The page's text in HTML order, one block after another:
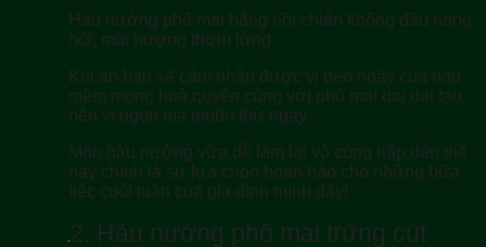
Hàu nướng phô mai bằng nồi chiên không dầu nóng
hổi, mùi hương thơm lừng.
Khi ăn bạn sẽ cảm nhận được vị béo ngậy của hàu
mềm mọng hoà quyện cùng với phô mai dai dai tạo
nên vị ngon mà muốn thử ngay.
Món hàu nướng vừa dễ làm lại vô cùng hấp dẫn thế
này chính là sự lựa chọn hoàn hảo cho những bữa
tiệc cuối tuần của gia đình mình đấy!
2. Hàu nướng phô mai trứng cút